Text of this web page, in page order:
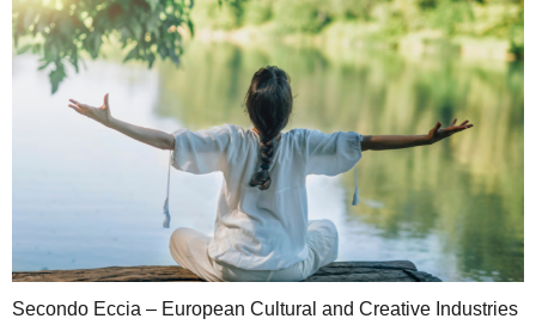
Secondo Eccia – European Cultural and Creative Industries